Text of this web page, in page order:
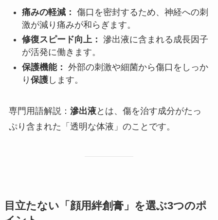
痛みの軽減： 傷口を密封するため、神経への刺
激が減り痛みが和らぎます。
修復スピード向上： 滲出液に含まれる成長因子
が活発に働きます。
保護機能： 外部の刺激や細菌から傷口をしっか
り 保護します。
専門用語解説： 滲出液とは、傷を治す成分がたっ
ぷり含まれた「透明な体液」のことです。
目立たない「顔用絆創膏」を選ぶ3つのポ